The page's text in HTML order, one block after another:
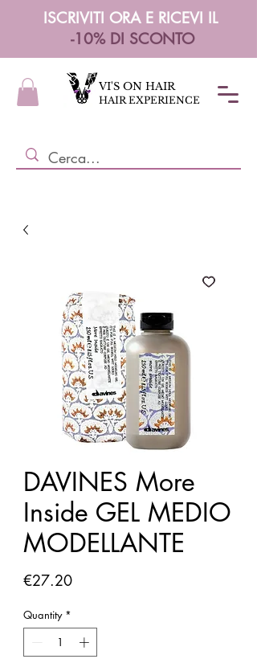
ISCRIVITI ORA E RICEVI IL
-10% DI SCONTO
HAIR EXPERIENCE
VI'S ON HAIR
DAVINES More
Inside GEL MEDIO
MODELLANTE
€27.20Price
Quantity *